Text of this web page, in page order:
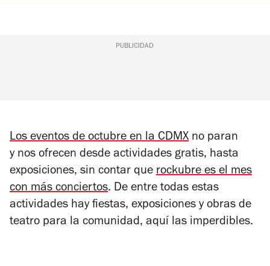
PUBLICIDAD
Los eventos de octubre en la CDMX no paran
y nos ofrecen desde actividades gratis, hasta
exposiciones, sin contar que rockubre es el mes
con más conciertos. De entre todas estas
actividades hay fiestas, exposiciones y obras de
teatro para la comunidad, aquí las imperdibles.